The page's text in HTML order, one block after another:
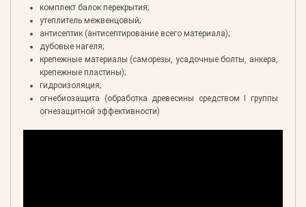
комплект балок перекрытия;
утеплитель межвенцовый;
антисептик (антисептирование всего материала);
дубовые нагеля;
крепежные материалы (саморезы, усадочные болты, анкера,
крепежные пластины);
гидроизоляция;
огнебиозащита (обработка древесины средством I группы
огнезащитной эффективности)